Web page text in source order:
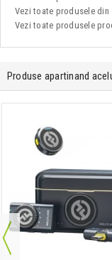
Vezi toate produsele din
Vezi toate produsele
Produse apartinand